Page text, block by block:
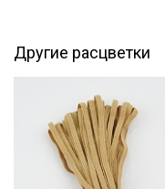
Другие расцветки
Секретная
Мы
промокоды и